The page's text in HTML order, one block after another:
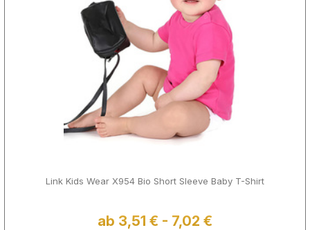
Link Kids Wear X954 Bio Short Sleeve Baby T-Shirt
ab 3,51 € - 7,02 €